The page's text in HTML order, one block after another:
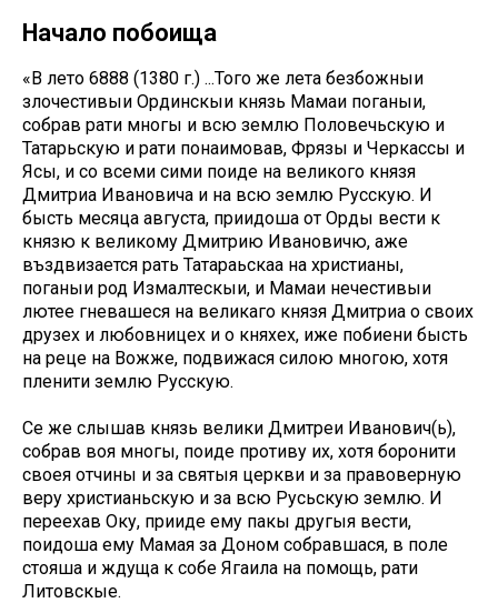
Начало побоища
«В лето 6888 (1380 г.) ...Того же лета безбожныи
злочестивыи Ординскыи князь Мамаи поганыи,
собрав рати многы и всю землю Половечьскую и
Татарьскую и рати понаимовав, Фрязы и Черкассы и
Ясы, и со всеми сими поиде на великого князя
Дмитриа Ивановича и на всю землю Русскую. И
бысть месяца августа, приидоша от Орды вести к
князю к великому Дмитрию Ивановичю, аже
въздвизается рать Татараьскаа на христианы,
поганыи род Измалтескыи, и Мамаи нечестивыи
лютее гневашеся на великаго князя Дмитриа о своих
друзех и любовницех и о княхех, иже побиени бысть
на реце на Вожже, подвижася силою многою, хотя
пленити землю Русскую.
Се же слышав князь велики Дмитреи Иванович(ь),
собрав воя многы, поиде противу их, хотя боронити
своея отчины и за святыя церкви и за правоверную
веру христианьскую и за всю Русьскую землю. И
переехав Оку, прииде ему пакы другыя вести,
поидоша ему Мамая за Доном собравшася, в поле
стояша и ждуща к собе Ягаила на помощь, рати
Литовскые.